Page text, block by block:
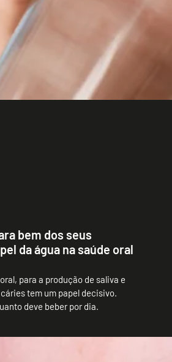
bem dos seus
da água na saúde oral
para a produção de saliva e
tem um papel decisivo.
deve beber por dia.